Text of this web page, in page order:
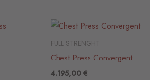
FULL STRENGHT
Chest Press Convergent
4.195,00 €